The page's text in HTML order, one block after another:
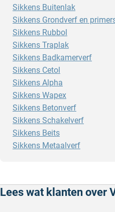
Sikkens Buitenlak
Sikkens Grondverf en
Sikkens Rubbol
Sikkens Traplak
Sikkens Badkamerverf
Sikkens Cetol
Sikkens Alpha
Sikkens Wapex
Sikkens Betonverf
Sikkens Schakelverf
Sikkens Beits
Sikkens Metaalverf
Lees wat klanten over